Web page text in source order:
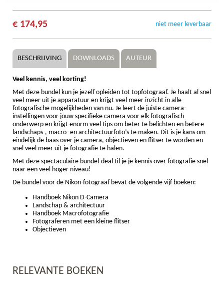
€ 174,95 niet meer leverbaar
BESCHRIJVING DOWNLOADS AUTEUR
Veel kennis, veel korting!
Met deze bundel kun je jezelf opleiden tot topfotograaf. Je haalt al snel
veel meer uit je apparatuur en krijgt veel meer inzicht in alle
fotografische mogelijkheden van nu. Je leert de juiste camera-
instellingen voor jouw specifieke camera voor elk fotografisch
onderwerp en krijgt enorm veel tips om beter te belichten en betere
landschaps-, macro- en architectuurfoto’s te maken. Dit is je kans om
eindelijk de baas over je camera, objectieven en flitser te worden en
snel veel meer uit je fotografie te halen.
Met deze spectaculaire bundel-deal til je je kennis over fotografie snel
naar een veel hoger niveau!
De bundel voor de Nikon-fotograaf bevat de volgende vijf boeken:
Handboek Nikon D-Camera
Landschap & architectuur
Handboek Macrofotografie
Fotograferen met een kleine flitser
Objectieven
RELEVANTE BOEKEN